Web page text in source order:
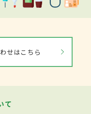
せはこちら
て